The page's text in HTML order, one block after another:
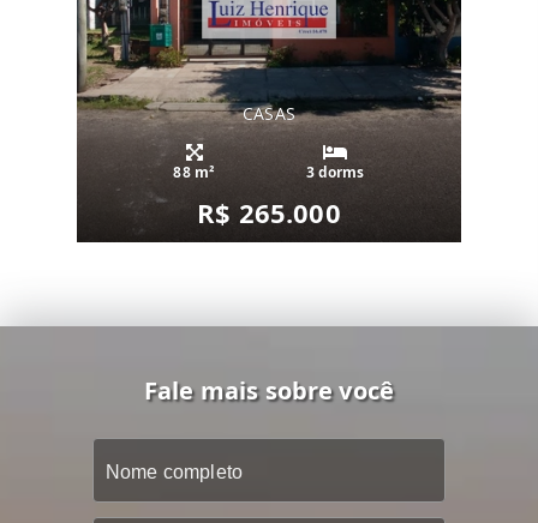
CASAS
88 m² 3 dorms
R$ 265.000
Fale mais sobre você